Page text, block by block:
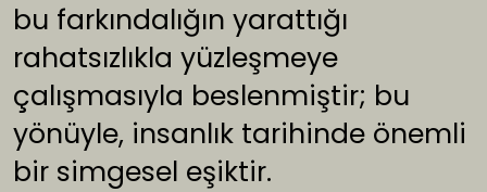
bu farkındalığın yarattığı
rahatsızlıkla yüzleşmeye
çalışmasıyla beslenmiştir; bu
yönüyle, insanlık tarihinde önemli
bir simgesel eşiktir.